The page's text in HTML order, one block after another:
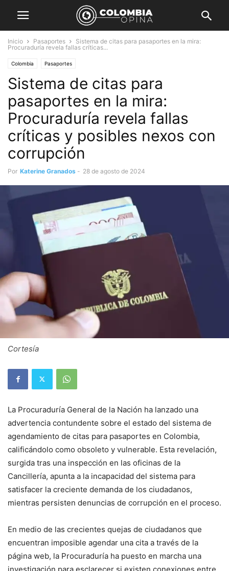
Inicio Pasaportes
Sistema de citas para pasaportes en la mira:
Procuraduría revela fallas críticas...
Colombia Pasaportes
Sistema de citas para
pasaportes en la mira:
Procuraduría revela fallas
críticas y posibles nexos con
corrupción
Por Katerine Granados - 28 de agosto de 2024
Cortesía
La Procuraduría General de la Nación ha lanzado una
advertencia contundente sobre el estado del sistema de
agendamiento de citas para pasaportes en Colombia,
calificándolo como obsoleto y vulnerable. Esta revelación,
surgida tras una inspección en las oficinas de la
Cancillería, apunta a la incapacidad del sistema para
satisfacer la creciente demanda de los ciudadanos,
mientras persisten denuncias de corrupción en el proceso.
En medio de las crecientes quejas de ciudadanos que
encuentran imposible agendar una cita a través de la
página web, la Procuraduría ha puesto en marcha una
investigación para esclarecer si existen conexiones entre